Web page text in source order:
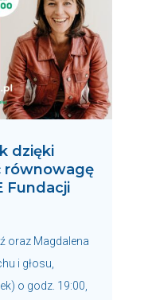
dzięki
równowagę
Fundacji
oraz Magdalena
i głosu,
o godz. 19:00,